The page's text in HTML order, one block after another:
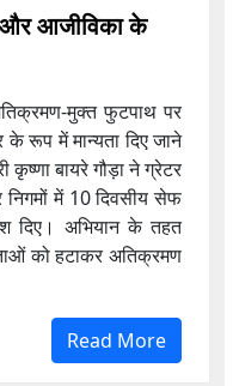
आजीविका के
अतिक्रमण-मुक्त फुटपाथ पर
रूप में मान्यता दिए जाने
बायरे गौड़ा ने ग्रेटर
में 10 दिवसीय सेफ
दिए। अभियान के तहत
को हटाकर अतिक्रमण
Read More